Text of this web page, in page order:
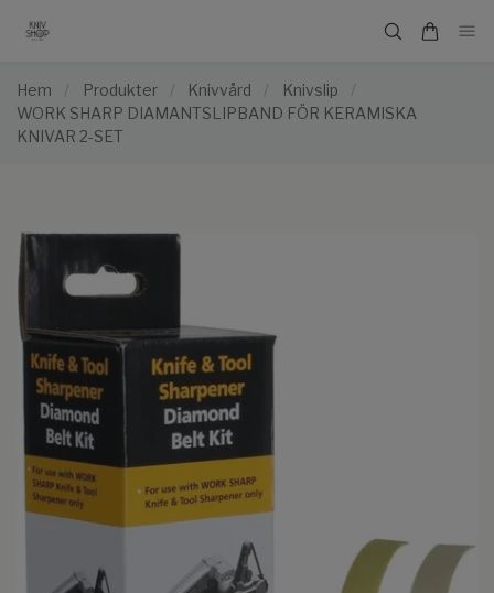
Hem / Produkter / Knivvård / Knivslip
/
WORK SHARP DIAMANTSLIPBAND FÖR KERAMISKA
KNIVAR 2-SET